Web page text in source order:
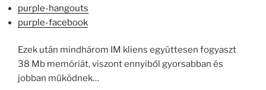
purple-hangouts
purple-facebook
Ezek után mindhárom IM kliens együttesen fogyaszt
38 Mb memóriát, viszont ennyiből gyorsabban és
jobban működnek…